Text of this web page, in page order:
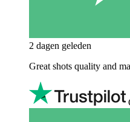
2 dagen geleden
Great shots quality and